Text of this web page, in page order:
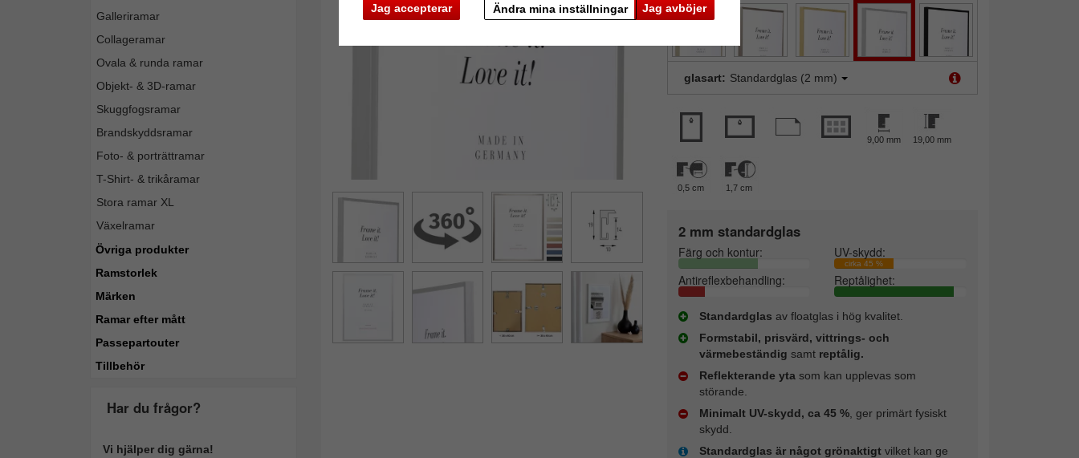
Jag accepterar Jag avböjer
Ändra mina inställningar
Galleriramar
Collageramar
Ovala & runda ramar
Objekt- & 3D-ramar
Skuggfogsramar
Brandskyddsramar
Foto- & porträttramar
T-Shirt- & trikåramar
Stora ramar XL
Växelramar
Övriga produkter
Ramstorlek
Märken
Ramar efter mått
Passepartouter
Tillbehör
Har du frågor?
Vi hjälper dig gärna!
glasart: Standardglas (2 mm)
9,00 mm 19,00 mm
0,5 cm 1,7 cm
2 mm standardglas
Färg och kontur: UV-skydd:
cirka 45 %
Antireflexbehandling: Reptålighet:
Standardglas av floatglas i hög kvalitet.
Formstabil, prisvärd, vittrings- och
värmebeständig samt reptålig.
Reflekterande yta som kan upplevas som
störande.
Minimalt UV-skydd, ca 45 %, ger primärt fysiskt
skydd.
Standardglas är något grönaktigtvilket kan ge